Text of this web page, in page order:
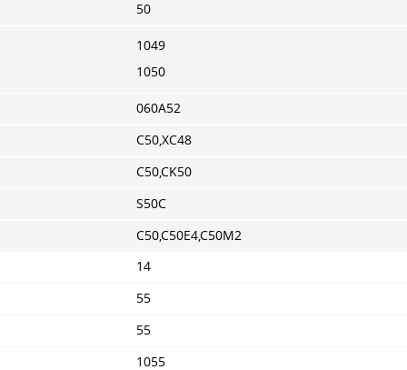
50
1049
1050
060A52
C50,XC48
C50,CK50
S50C
C50,C50E4,C50M2
14
55
55
1055